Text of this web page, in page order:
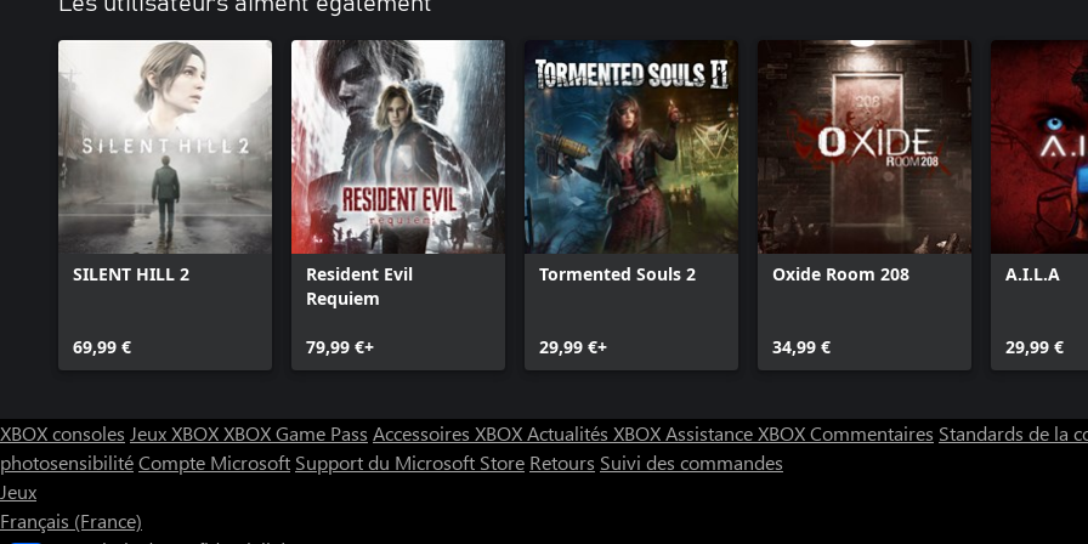
Nine"
Resident Evil 4 - Arme spéciale : "Skull
Shaker"
Resident Evil 4 - Accessoire pour Leon :
"Lunettes de soleil sportives"
SILENT HILL 2
69,99 €
Resident Evil
Requiem
79,99 €+
Tormented Souls 2
29,99 €+
Oxide Room 208
34,99 €
A.I.L.A
29,99 €
XBOX consoles Jeux XBOXXBOX Game Pass Accessoires XBOXActualités XBOXAssistance XBOXCommentaires Standards de la
photosensibilitéCompte Microsoft Support du Microsoft Store Retours Suivi des commandes
Jeux
Français (France)